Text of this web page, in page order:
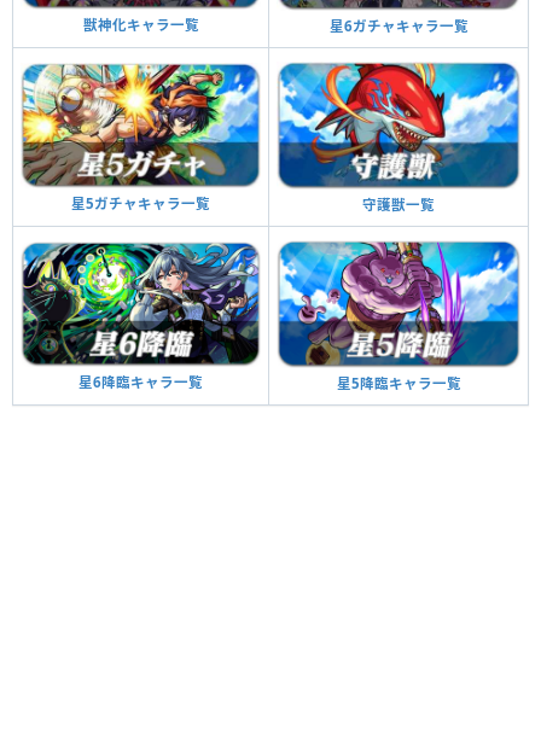
獣神化キャラ一覧 星6ガチャキャラ一覧
星5ガチャキャラ一覧 守護獣一覧
星6降臨キャラ一覧 星5降臨キャラ一覧